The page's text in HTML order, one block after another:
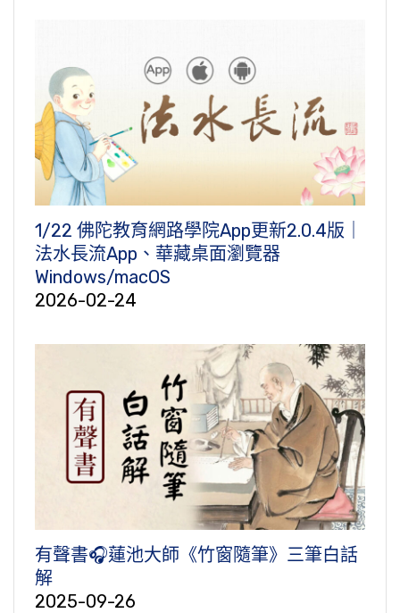
1/22 佛陀教育網路學院App更新2.0.4版｜
法水長流App、華藏桌面瀏覽器
Windows/macOS
2026-02-24
有聲書🎧蓮池大師《竹窗隨筆》三筆白話
解
2025-09-26